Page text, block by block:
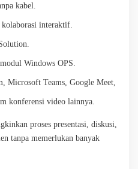
kabel.
interaktif.
Windows OPS.
Microsoft Teams, Google Meet,
konferensi video lainnya.
proses presentasi, diskusi,
tanpa memerlukan banyak